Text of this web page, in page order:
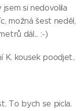
si nedovolila
možná šest neděl,
dál... :-)
K. kousek poodjet..
To bych se picla.